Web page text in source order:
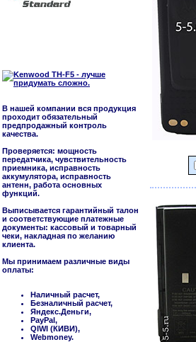
В нашей компании вся продукция
проходит обязательный
предпродажный контроль
качества.
Проверяется: мощность
передатчика, чувствительность
приемника, исправность
аккумулятора, исправность
антенн, работа основных
функций.
Выписывается гарантийный талон
и соответствующие платежные
документы: кассовый и товарный
чеки, накладная по желанию
клиента.
Мы принимаем различные виды
оплаты:
Наличный расчет,
Безналичный расчет,
Яндекс.Деньги,
PayPal,
QIWI (КИВИ),
Webmoney.